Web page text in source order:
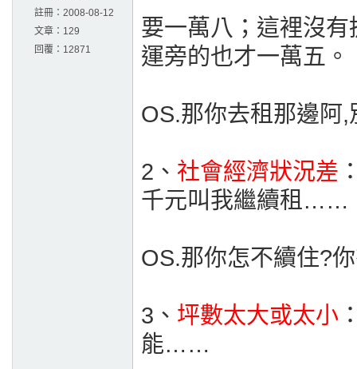
註冊： 2008-08-12
文章： 129
回覆： 12871
要一萬八；這裡沒
運旁的也才一萬五。
OS.那你去租那邊阿
2、 社會經濟狀況差
千元叫我繼續租……
OS.那你怎不續住?
3、 坪數太大或太小
能……